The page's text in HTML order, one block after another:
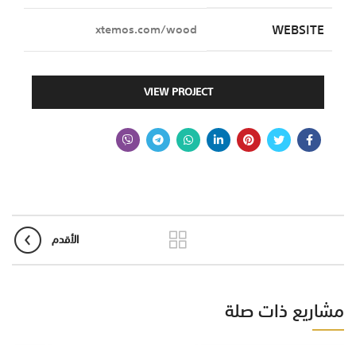
WEBSITE
xtemos.com/wood
VIEW PROJECT
الأقدم
مشاريع ذات صلة